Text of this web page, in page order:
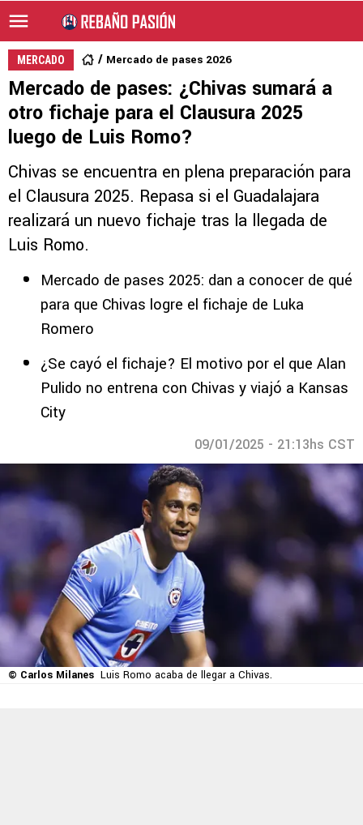
MERCADO Mercado de pases 2026
Mercado de pases: ¿Chivas sumará a
otro fichaje para el Clausura 2025
luego de Luis Romo?
Chivas se encuentra en plena preparación para
el Clausura 2025. Repasa si el Guadalajara
realizará un nuevo fichaje tras la llegada de
Luis Romo.
Mercado de pases 2025: dan a conocer de qué
para que Chivas logre el fichaje de Luka
Romero
¿Se cayó el fichaje? El motivo por el que Alan
Pulido no entrena con Chivas y viajó a Kansas
City
09/01/2025 - 21:13hs CST
© Carlos Milanes Luis Romo acaba de llegar a Chivas.